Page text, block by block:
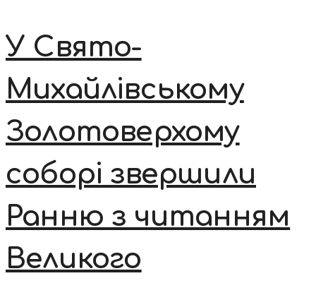
У Свято-
Михайлівському
Золотоверхому
соборі звершили
Ранню з читанням
Великого